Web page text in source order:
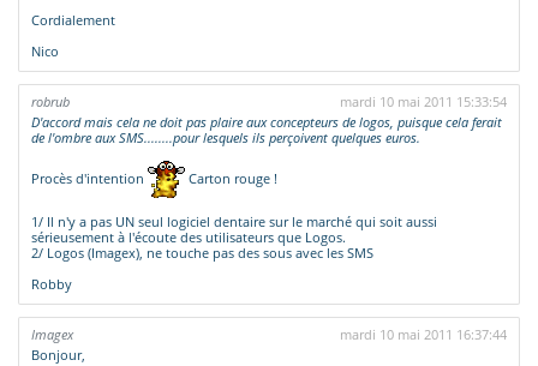
Cordialement
Nico
robrub
mardi 10 mai 2011 15:33:54
D'accord mais cela ne doit pas plaire aux concepteurs de logos, puisque cela ferait
de l'ombre aux SMS........pour lesquels ils perçoivent quelques euros.
Procès d'intention Carton rouge !
1/ Il n'y a pas UN seul logiciel dentaire sur le marché qui soit aussi
sérieusement à l'écoute des utilisateurs que Logos.
2/ Logos (Imagex), ne touche pas des sous avec les SMS
Robby
Imagex
mardi 10 mai 2011 16:37:44
Bonjour,